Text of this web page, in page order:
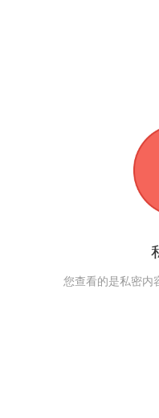
您查看的是私密内